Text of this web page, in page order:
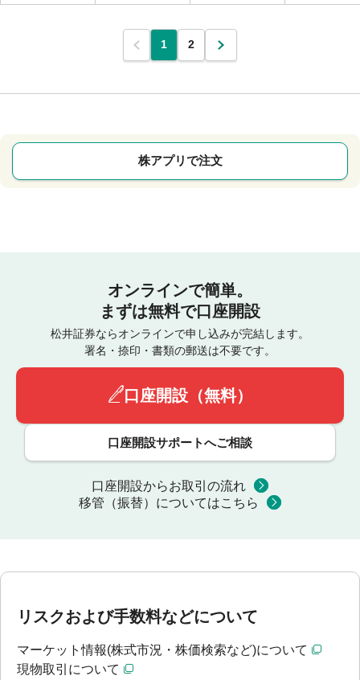
1 2
株アプリで注文
オンラインで簡単。
まずは無料で口座開設
松井証券ならオンラインで申し込みが完結します。
署名・捺印・書類の郵送は不要です。
口座開設（無料）
口座開設サポートへご相談
口座開設からお取引の流れ
移管（振替）についてはこちら
リスクおよび手数料などについて
マーケット情報(株式市況・株価検索など)について
現物取引について